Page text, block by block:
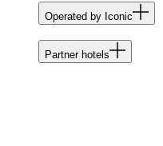
Operated by Iconic
Partner hotels